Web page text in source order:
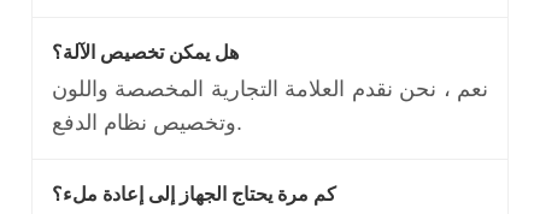
هل يمكن تخصيص الآلة؟
نعم ، نحن نقدم العلامة التجارية المخصصة واللون
وتخصيص نظام الدفع.
كم مرة يحتاج الجهاز إلى إعادة ملء؟